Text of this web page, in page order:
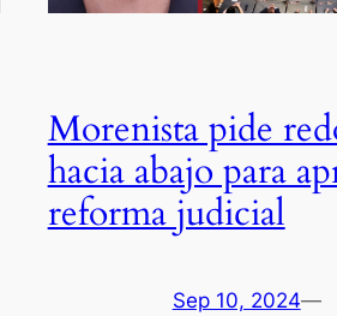
Morenista pide
hacia abajo para
reforma judicial
Sep 10, 2024—